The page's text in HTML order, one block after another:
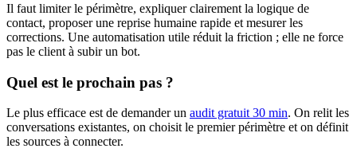
Il faut limiter le périmètre, expliquer clairement la logique de
contact, proposer une reprise humaine rapide et mesurer les
corrections. Une automatisation utile réduit la friction ; elle ne force
pas le client à subir un bot.
Quel est le prochain pas ?
Le plus efficace est de demander un audit gratuit 30 min. On relit les
conversations existantes, on choisit le premier périmètre et on définit
les sources à connecter.